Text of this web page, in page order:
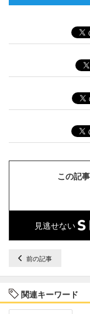
この記
見逃せない
前の記事
関連キーワード